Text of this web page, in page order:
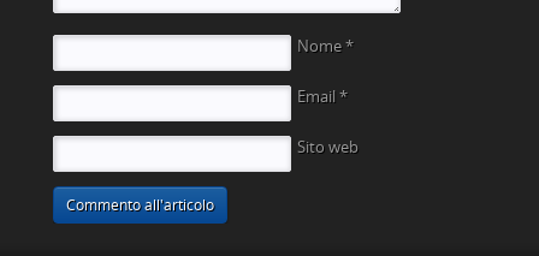
Nome *
Email *
Sito web